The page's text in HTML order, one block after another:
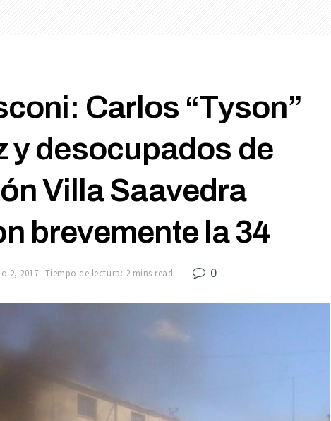
Carlos “Tyson”
y desocupados de
Villa Saavedra
brevemente la 34
2, 2017 Tiempo de lectura: 2 mins read 0